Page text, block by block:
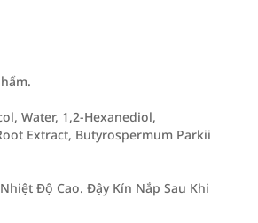
Water, 1,2-Hexanediol,
Extract, Butyrospermum Parkii
Độ Cao. Đậy Kín Nắp Sau Khi